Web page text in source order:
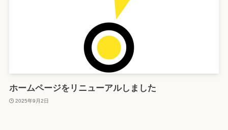
ホームページをリニューアルしました
2025年9月2日